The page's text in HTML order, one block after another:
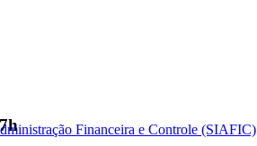
Financeira e Controle (SIAFIC)